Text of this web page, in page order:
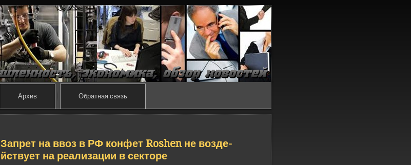
Архив Обратная связь
Запрет на ввоз в РФ конфет Roshen не возде­
йствует на реализации в секторе